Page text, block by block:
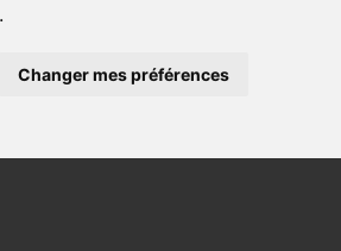
.
Changer mes préférences